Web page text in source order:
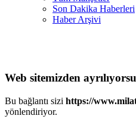
Son Dakika Haberleri
Haber Arşivi
Web sitemizden
Bu bağlantı sizi https://
yönlendiriyor.